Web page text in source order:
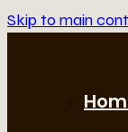
Skip to main